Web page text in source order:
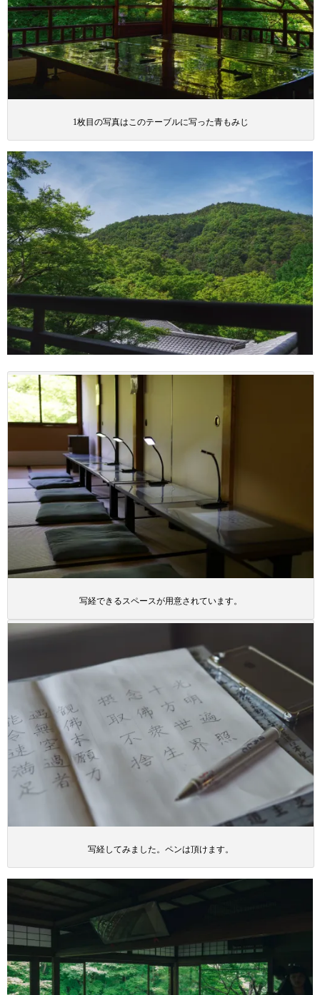
1枚目の写真はこのテーブルに写った青もみじ
写経できるスペースが用意されています。
写経してみました。ペンは頂けます。